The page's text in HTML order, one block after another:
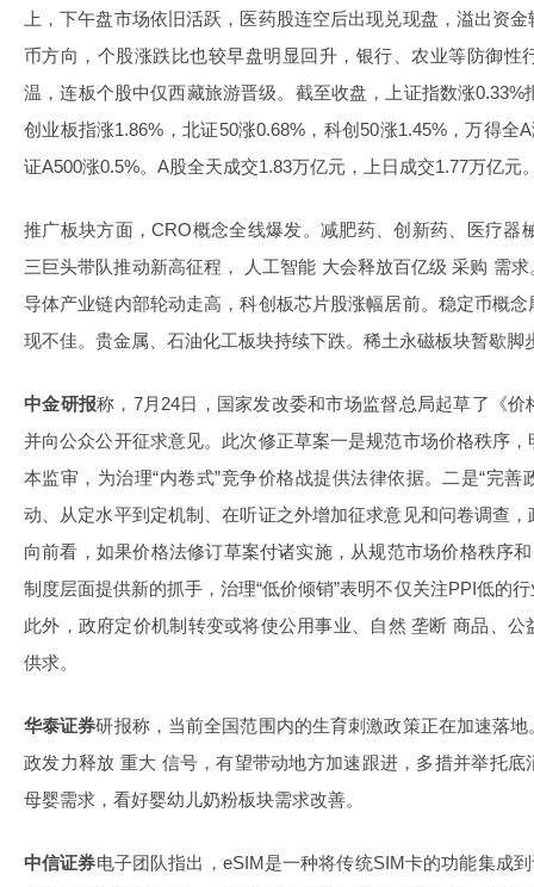
上，下午盘市场依旧活跃，医药股连空后出现兑现盘，溢出资
币方向，个股涨跌比也较早盘明显回升，银行、农业等防御性
温，连板个股中仅西藏旅游晋级。截至收盘，上证指数涨0.33%
创业板指涨1.86%，北证50涨0.68%，科创50涨1.45%，万得全
证A500涨0.5%。A股全天成交1.83万亿元，上日成交1.77万亿元
推广板块方面，CRO概念全线爆发。减肥药、创新药、医疗器
三巨头带队推动新高征程， 人工智能 大会释放百亿级 采购 需
导体产业链内部轮动走高，科创板芯片股涨幅居前。稳定币概
现不佳。贵金属、石油化工板块持续下跌。稀土永磁板块暂歇脚
中金研报称，7月24日，国家发改委和市场监督总局起草了《
并向公众公开征求意见。此次修正草案一是规范市场价格秩序
本监审，为治理“内卷式”竞争价格战提供法律依据。二是“完
动、从定水平到定机制、在听证之外增加征求意见和问卷调查
向前看，如果价格法修订草案付诸实施，从规范市场价格秩序
制度层面提供新的抓手，治理“低价倾销”表明不仅关注PPI低的
此外，政府定价机制转变或将使公用事业、自然 垄断 商品、
供求。
华泰证券研报称，当前全国范围内的生育刺激政策正在加速落
政发力释放 重大 信号，有望带动地方加速跟进，多措并举托
母婴需求，看好婴幼儿奶粉板块需求改善。
中信证券电子团队指出，eSIM是一种将传统SIM卡的功能集成